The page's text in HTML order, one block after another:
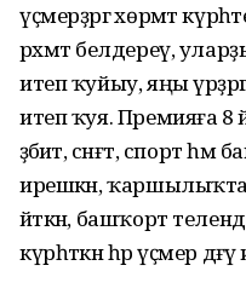
үҫмерҙәргә хөрмәт
рәхмәт белдереү,
итеп ҡуйыу, яңы
итеп ҡуя. Премияға 8
әҙәбиәт, сәнғәт, спорт
ирешкән,
әйткән, башҡорт
күрһәткән һәр үҫмер дәғүә